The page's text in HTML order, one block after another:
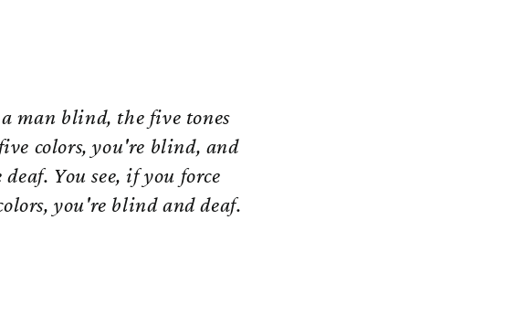
man blind, the five tones
colors, you're blind, and
You see, if you force
you're blind and deaf.